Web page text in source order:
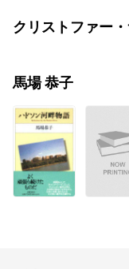
クリストファー
馬場 恭子